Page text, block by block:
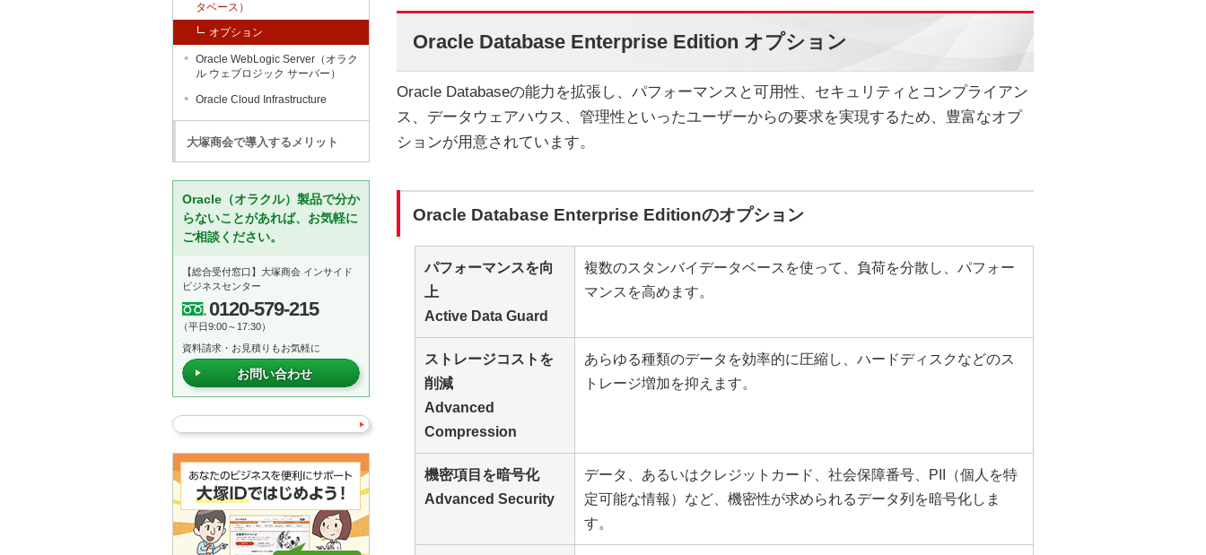
Oracle Database Enterprise Edition オプション
Oracle Databaseの能力を拡張し、パフォーマンスと可用性、セキュリティとコンプライアン
ス、データウェアハウス、管理性といったユーザーからの要求を実現するため、豊富なオプ
ションが用意されています。
Oracle Database Enterprise Editionのオプション
パフォーマンスを向
上
Active Data Guard
複数のスタンバイデータベースを使って、負荷を分散し、パフォー
マンスを高めます。
ストレージコストを
削減
Advanced
Compression
あらゆる種類のデータを効率的に圧縮し、ハードディスクなどのス
トレージ増加を抑えます。
機密項目を暗号化
Advanced Security
データ、あるいはクレジットカード、社会保障番号、PII（個人を特
定可能な情報）など、機密性が求められるデータ列を暗号化しま
す。
タベース）
オプション
Oracle WebLogic Server（オラク
ル ウェブロジック サーバー）
Oracle Cloud Infrastructure
大塚商会で導入するメリット
Oracle（オラクル）製品で分か
らないことがあれば、お気軽に
ご相談ください。
【総合受付窓口】大塚商会 インサイド
ビジネスセンター
0120-579-215
（平日9:00～17:30）
資料請求・お見積りもお気軽に
お問い合わせ